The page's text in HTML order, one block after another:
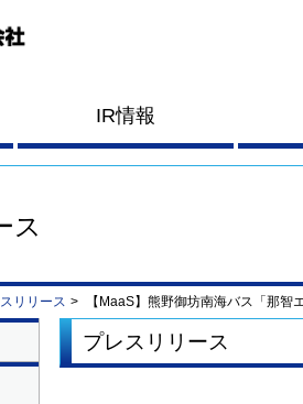
IR情報
ス
リリース > 【MaaS】熊野御坊南海バス「那
プレスリリース